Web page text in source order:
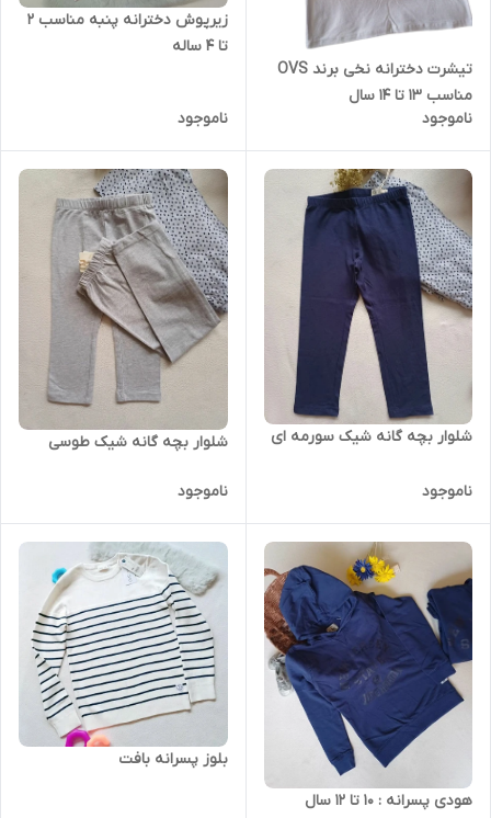
تیشرت دخترانه نخی برند OVS
مناسب 13 تا 14 سال
ناموجود
زیرپوش دخترانه پنبه مناسب 2
تا 4 ساله
ناموجود
شلوار بچه گانه شیک سورمه ای
ناموجود
شلوار بچه گانه شیک طوسی
ناموجود
هودی پسرانه : 10 تا 12 سال
بلوز پسرانه بافت